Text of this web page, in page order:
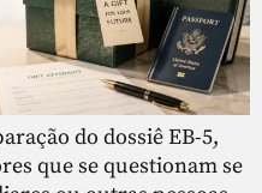
do dossiê EB-5,
que se questionam se